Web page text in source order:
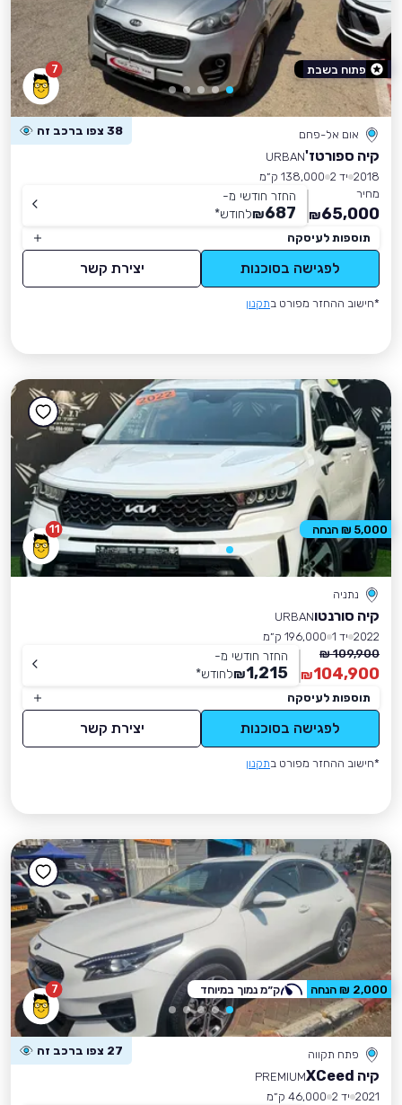
7
אום אל-פחם 38 צפו ברכב זה
קיה ספורטז'URBAN
2018 יד 2
138,000 ק״מ
מחיר
65,000
₪
החזר חודשי מ-
687
₪לחודש*
תוספות לעיסקה
לפגישה בסוכנות יצירת קשר
*חישוב ההחזר מפורט בתקנון
פתוח בשבת
11
נתניה
קיה סורנטוURBAN
2022 יד 1
196,000 ק״מ
109,900 ₪
104,900
₪
החזר חודשי מ-
1,215
₪לחודש*
תוספות לעיסקה
לפגישה בסוכנות יצירת קשר
*חישוב ההחזר מפורט בתקנון
5,000 ₪ הנחה
7
פתח תקווה 27 צפו ברכב זה
קיה XCeed
PREMIUM
2021 יד 2
46,000 ק״מ
2,000 ₪ הנחה ק״מ נמוך במיוחד